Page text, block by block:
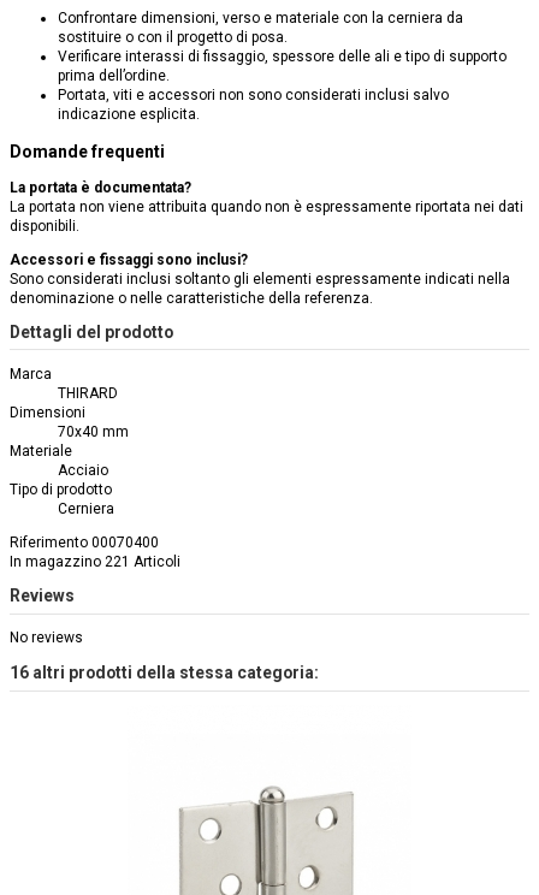
Confrontare dimensioni, verso e materiale con la cerniera da
sostituire o con il progetto di posa.
Verificare interassi di fissaggio, spessore delle ali e tipo di supporto
prima dell’ordine.
Portata, viti e accessori non sono considerati inclusi salvo
indicazione esplicita.
Domande frequenti
La portata è documentata?
La portata non viene attribuita quando non è espressamente riportata nei dati
disponibili.
Accessori e fissaggi sono inclusi?
Sono considerati inclusi soltanto gli elementi espressamente indicati nella
denominazione o nelle caratteristiche della referenza.
Dettagli del prodotto
Marca
THIRARD
Dimensioni
70x40 mm
Materiale
Acciaio
Tipo di prodotto
Cerniera
Riferimento 00070400
In magazzino 221 Articoli
Reviews
No reviews
16 altri prodotti della stessa categoria: